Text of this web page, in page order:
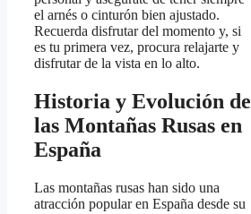
el arnés o cinturón bien ajustado.
Recuerda disfrutar del momento y, si
es tu primera vez, procura relajarte y
disfrutar de la vista en lo alto.
Historia y Evolución de
las Montañas Rusas en
España
Las montañas rusas han sido una
atracción popular en España desde su